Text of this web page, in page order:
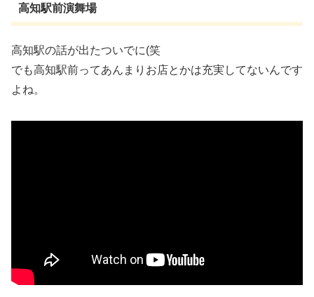
高知駅前演舞場
高知駅の話が出たついでに(笑
でも高知駅前ってあんまりお店とかは充実してないんです
よね。